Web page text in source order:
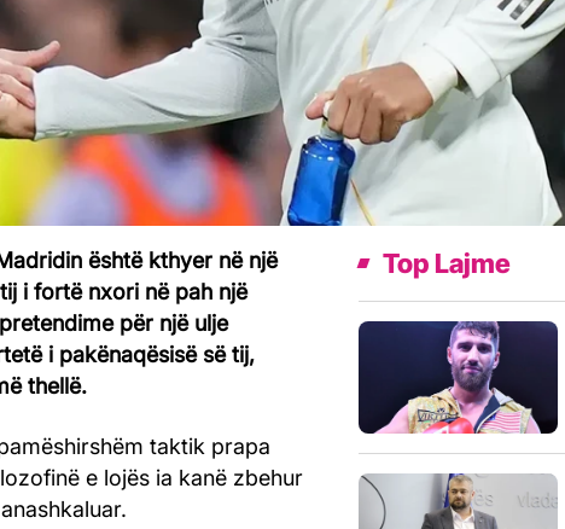
është kthyer në një
i fortë nxori në pah një
për një ulje
i pakënaqësisë së tij,
thellë.
taktik prapa
e lojës ia kanë zbehur
Top Lajme